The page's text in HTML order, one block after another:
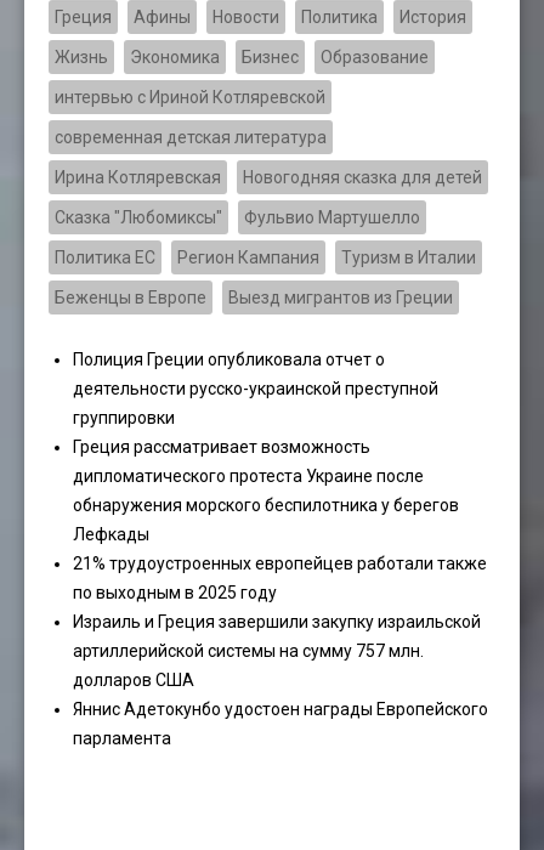
Греция Афины Новости Политика История
Жизнь Экономика Бизнес Образование
интервью с Ириной Котляревской
современная детская литература
Ирина Котляревская Новогодняя сказка для детей
Сказка "Любомиксы" Фульвио Мартушелло
Политика ЕС Регион Кампания Туризм в Италии
Беженцы в Европе Выезд мигрантов из Греции
Полиция Греции опубликовала отчет о
деятельности русско-украинской преступной
группировки
Греция рассматривает возможность
дипломатического протеста Украине после
обнаружения морского беспилотника у берегов
Лефкады
21% трудоустроенных европейцев работали также
по выходным в 2025 году
Израиль и Греция завершили закупку израильской
артиллерийской системы на сумму 757 млн.
долларов США
Яннис Адетокунбо удостоен награды Европейского
парламента